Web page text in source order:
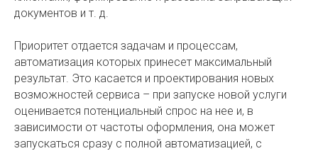
документов и т. д.
Приоритет отдается задачам и процессам,
автоматизация которых принесет максимальный
результат. Это касается и проектирования новых
возможностей сервиса – при запуске новой услуги
оценивается потенциальный спрос на нее и, в
зависимости от частоты оформления, она может
запускаться сразу с полной автоматизацией, с